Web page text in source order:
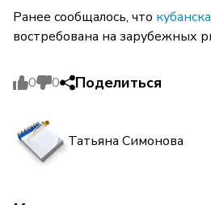
Ранее сообщалось, что
востребована на зарубежных
0 0 Поделиться
Татьяна Симонова